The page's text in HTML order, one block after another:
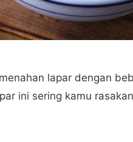
lapar dengan
ini sering kamu